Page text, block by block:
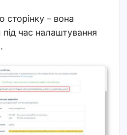
сторінку – вона
час налаштування